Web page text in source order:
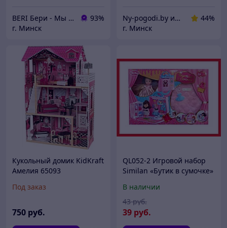
BERI Бери - Мы ненавидим демпинг, но нас вынуждают конкуренты
93%
г. Минск
Ny-pogodi.by интернет магазин "Ну, погоди бай"
44%
г. Минск
Кукольный домик KidKraft
Амелия 65093
Под заказ
750 руб.
QL052-2 Игровой набор
Similan «Бутик в сумочке»
В наличии
39 руб.
43 руб.